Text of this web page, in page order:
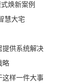
焕新案例
慧大宅
提供系统解决
略
这样一件大事